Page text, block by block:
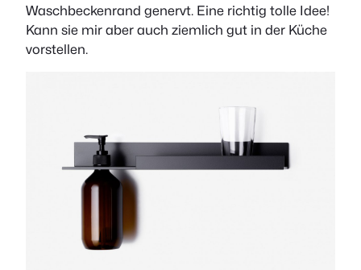
Waschbeckenrand genervt. Eine richtig tolle Idee!
Kann sie mir aber auch ziemlich gut in der Küche
vorstellen.